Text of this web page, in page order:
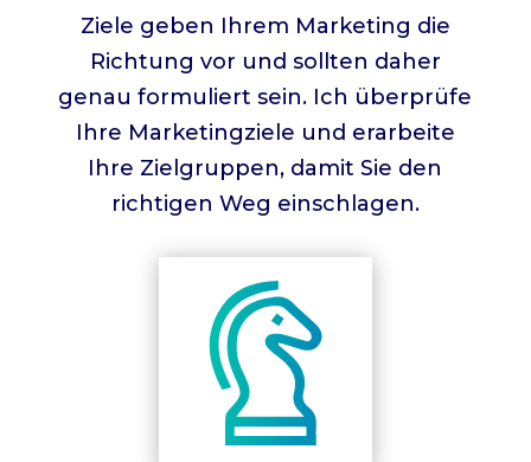
Ziele geben Ihrem Marketing die
Richtung vor und sollten daher
genau formuliert sein. Ich überprüfe
Ihre Marketingziele und erarbeite
Ihre Zielgruppen, damit Sie den
richtigen Weg einschlagen.